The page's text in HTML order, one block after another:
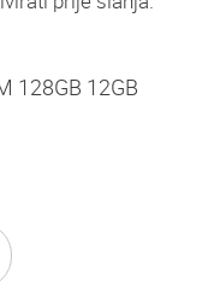
128GB 12GB